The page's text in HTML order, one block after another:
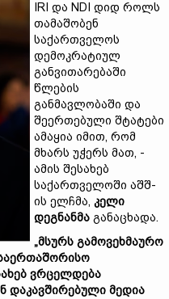
IRI და NDI დიდ როლს
თამაშობენ
საქართველოს
დემოკრატიულ
განვითარებაში
წლების
განმავლობაში და
შეერთებული შტატები
ამაყია იმით, რომ
მხარს უჭერს მათ, -
ამის შესახებ
საქართველოში აშშ-
ის ელჩმა, კელი
დეგნანმა განაცხადა.
„მსურს გამოვეხმაურო
ვრცელდება
დაკავშირებული მედია